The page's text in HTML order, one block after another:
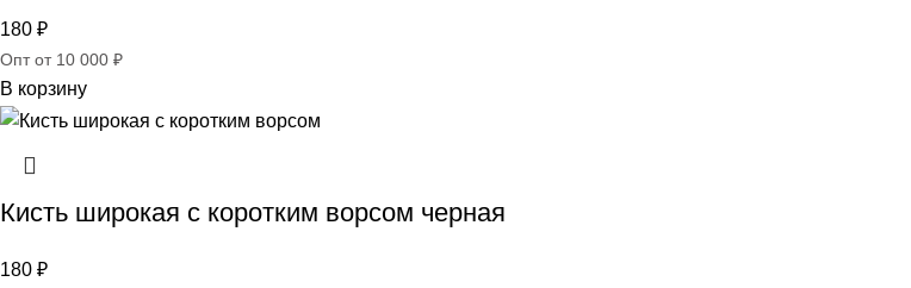
180 ₽
Опт от 10 000 ₽
В корзину
Кисть широкая c коротким ворсом черная
180 ₽